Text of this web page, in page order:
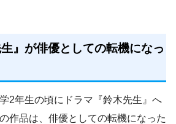
生』が俳優としての転機になっ
2年生の頃にドラマ『鈴木先生』へ
作品は、俳優としての転機になった